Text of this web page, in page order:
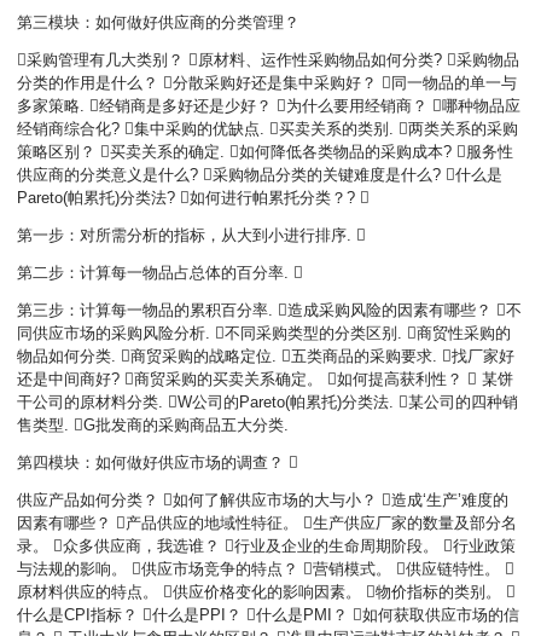
第三模块：如何做好供应商的分类管理？
采购管理有几大类别？ 原材料、运作性采购物品如何分类? 采购物品
分类的作用是什么？ 分散采购好还是集中采购好？ 同一物品的单一与
多家策略. 经销商是多好还是少好？ 为什么要用经销商？ 哪种物品应
经销商综合化? 集中采购的优缺点. 买卖关系的类别. 两类关系的采购
策略区别？ 买卖关系的确定. 如何降低各类物品的采购成本? 服务性
供应商的分类意义是什么? 采购物品分类的关键难度是什么? 什么是
Pareto(帕累托)分类法? 如何进行帕累托分类？? 
第一步：对所需分析的指标，从大到小进行排序. 
第二步：计算每一物品占总体的百分率. 
第三步：计算每一物品的累积百分率. 造成采购风险的因素有哪些？ 不
同供应市场的采购风险分析. 不同采购类型的分类区别. 商贸性采购的
物品如何分类. 商贸采购的战略定位. 五类商品的采购要求. 找厂家好
还是中间商好? 商贸采购的买卖关系确定。 如何提高获利性？  某饼
干公司的原材料分类. W公司的Pareto(帕累托)分类法. 某公司的四种销
售类型. G批发商的采购商品五大分类.
第四模块：如何做好供应市场的调查？ 
供应产品如何分类？ 如何了解供应市场的大与小？ 造成‘生产’难度的
因素有哪些？ 产品供应的地域性特征。 生产供应厂家的数量及部分名
录。 众多供应商，我选谁？ 行业及企业的生命周期阶段。 行业政策
与法规的影响。 供应市场竞争的特点？ 营销模式。 供应链特性。 
原材料供应的特点。 供应价格变化的影响因素。 物价指标的类别。 
什么是CPI指标？ 什么是PPI？ 什么是PMI？ 如何获取供应市场的信